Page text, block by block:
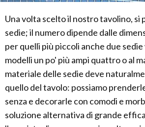
Una volta scelto il nostro tavolino, si
sedie; il numero dipende dalle
per quelli più piccoli anche due
modelli un po' più ampi quattro o al
materiale delle sedie deve
quello del tavolo: possiamo
senza e decorarle con comodi e
soluzione alternativa di grande